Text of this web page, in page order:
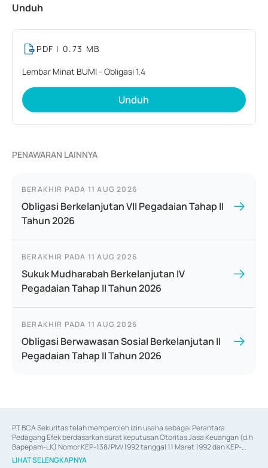
Unduh
PDF | 0.73 MB
Lembar Minat BUMI - Obligasi 1.4
Unduh
PENAWARAN LAINNYA
BERAKHIR PADA 11 AUG 2026
Obligasi Berkelanjutan VII Pegadaian Tahap II
Tahun 2026
BERAKHIR PADA 11 AUG 2026
Sukuk Mudharabah Berkelanjutan IV
Pegadaian Tahap II Tahun 2026
BERAKHIR PADA 11 AUG 2026
Obligasi Berwawasan Sosial Berkelanjutan II
Pegadaian Tahap II Tahun 2026
PT BCA Sekuritas telah memperoleh izin usaha sebagai Perantara
Pedagang Efek berdasarkan surat keputusan Otoritas Jasa Keuangan (d.h
Bapepam-LK) Nomor KEP-138/PM/1992 tanggal 11 Maret 1992 dan KEP-
06/D.04/2014 tanggal 28 Februari 2014, izin usaha sebagai Penjamin Emisi
LIHAT SELENGKAPNYA